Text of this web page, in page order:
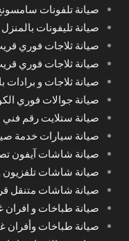
صيانة تلفونات
صيانة تليفونات
صيانة ثلاجات فوري
صيانة ثلاجات فوري
صيانة ثلاجات و
صيانة جوالات فوري
صيانة ستلايت رقم
صيانة سيارات خدمة
صيانة شاشات آيفون
صيانة شاشات تلفزيون
صيانة شاشات متنقل
صيانة طباخات و افران
صيانة طباخات وأفران